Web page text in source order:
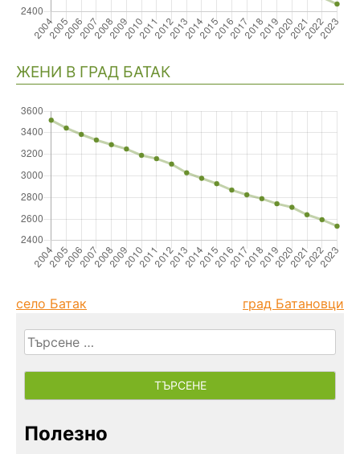
ЖЕНИ В ГРАД БАТАК
село Батак град Батановци
Търсене
за:
Полезно